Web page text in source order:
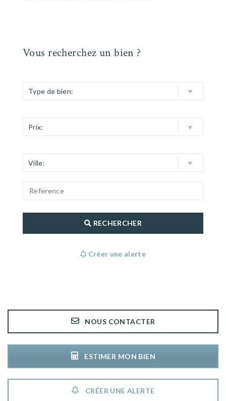
Vous recherchez un bien ?
Type de bien:
Prix:
Ville:
RECHERCHER
Créer une alerte
NOUS CONTACTER
ESTIMER MON BIEN
CRÉER UNE ALERTE